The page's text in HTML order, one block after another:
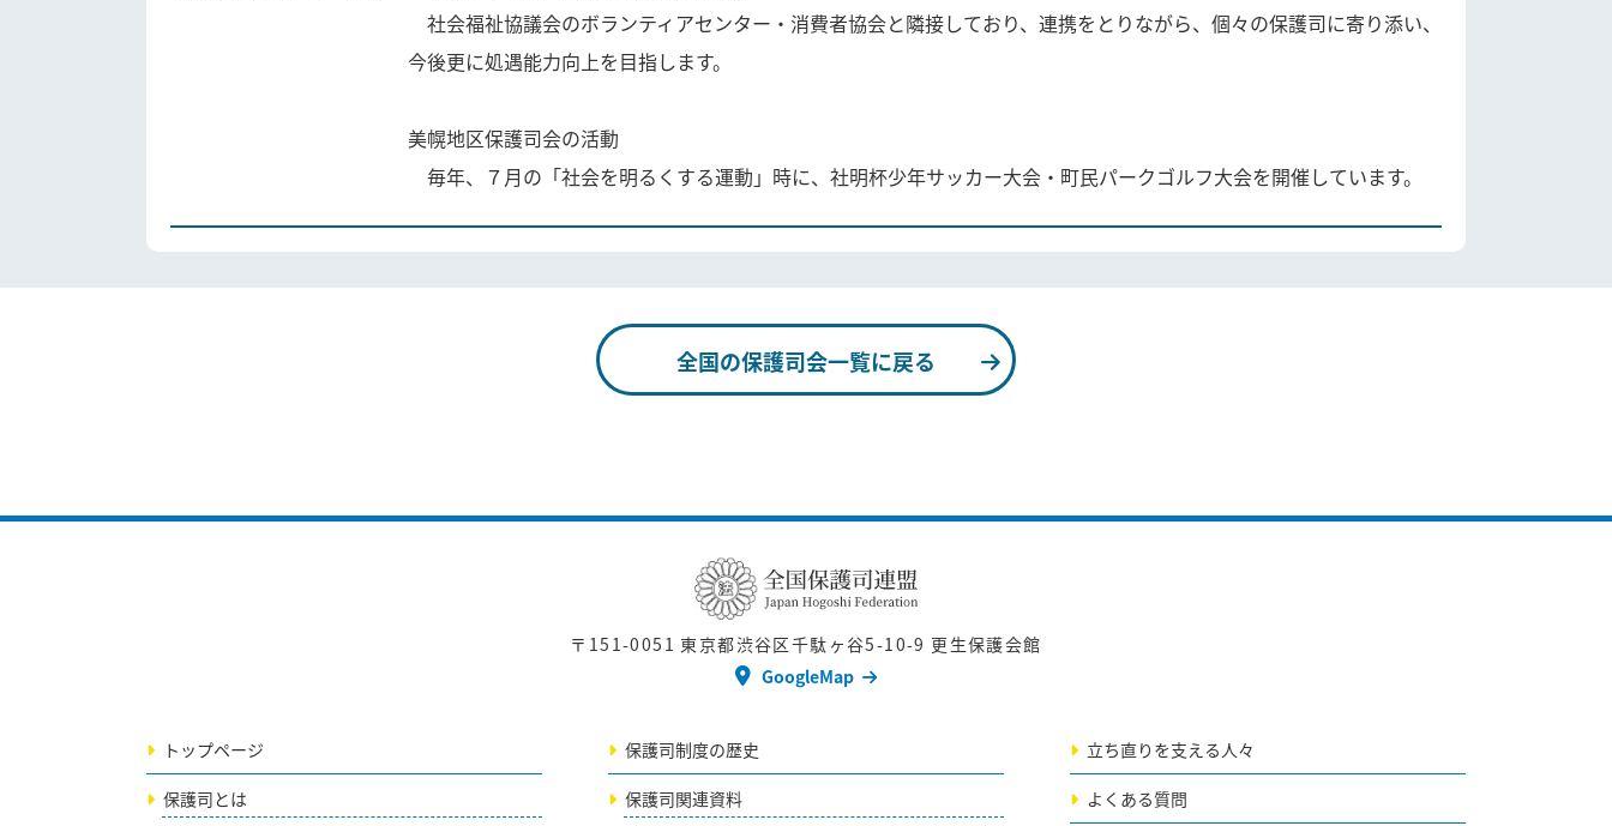
社会福祉協議会のボランティアセンター・消費者協会と隣接しており、連携をとりながら、個々の保護司に寄り添い、
今後更に処遇能力向上を目指します。
美幌地区保護司会の活動
毎年、７月の「社会を明るくする運動」時に、社明杯少年サッカー大会・町民パークゴルフ大会を開催しています。
全国の保護司会一覧に戻る
〒151-0051 東京都渋谷区千駄ヶ谷5-10-9 更生保護会館
GoogleMap
トップページ
保護司とは
保護司制度の歴史
保護司関連資料
立ち直りを支える人々
よくある質問